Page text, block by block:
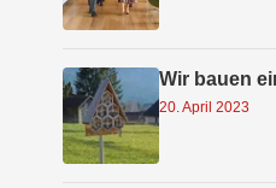
Wir bauen
20. April 2023